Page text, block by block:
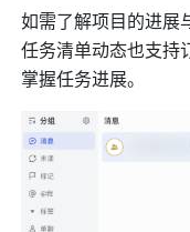
如需了解项目的进展
任务清单动态也支持
掌握任务进展。